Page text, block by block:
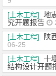
[土木工程]
地
究开题报告
[土木工程]
陕
06-25
[土木工程]
十
结构设计开题